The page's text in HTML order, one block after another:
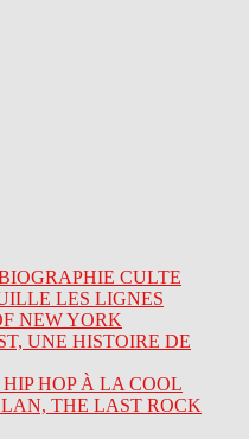
CULTE
LES LIGNES
NEW YORK
UNE HISTOIRE DE
HOP À LA COOL
THE LAST ROCK